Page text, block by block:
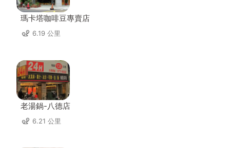
瑪卡塔咖啡豆專賣店
6.19 公里
老湯鍋-八德店
6.21 公里